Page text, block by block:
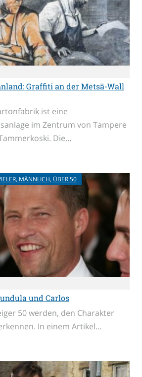
Graffiti an der Metsä-Wall
ist eine
im Zentrum von Tampere
Die…
MÄNNLICH, ÜBER 50
und Carlos
50 werden, den Charakter
In einem Artikel…